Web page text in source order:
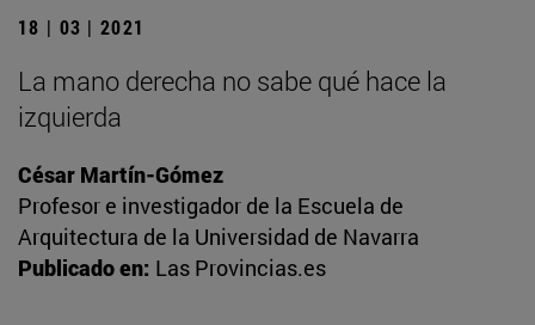
18 | 03 | 2021
La mano derecha no sabe qué hace la
izquierda
César Martín-Gómez
Profesor e investigador de la Escuela de
Arquitectura de la Universidad de Navarra
Publicado en: Las Provincias.es